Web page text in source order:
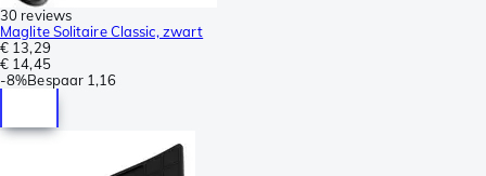
30 reviews
Maglite Solitaire Classic, zwart
€ 13,29
€ 14,45
-8%Bespaar 1,16